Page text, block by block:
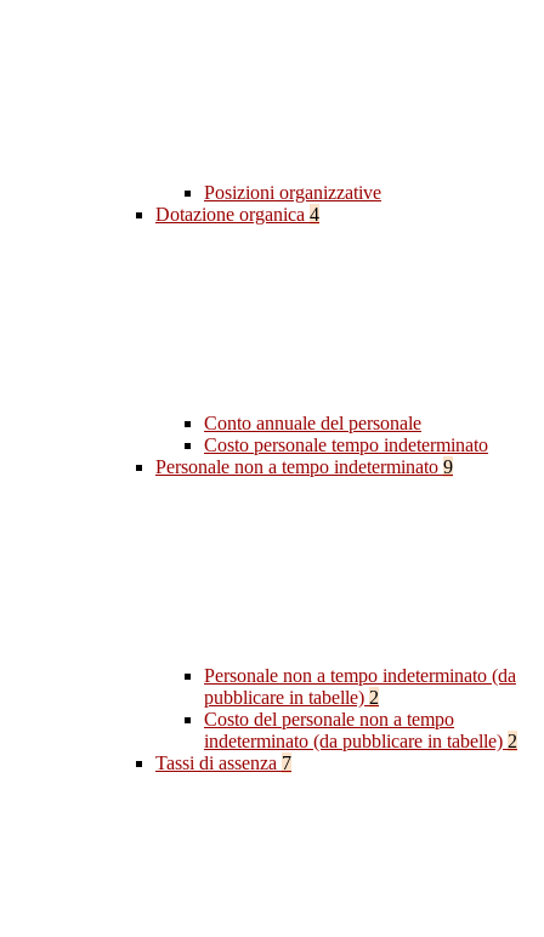
Posizioni organizzative
Dotazione organica 4
Conto annuale del personale
Costo personale tempo indeterminato
Personale non a tempo indeterminato 9
Personale non a tempo indeterminato (da
pubblicare in tabelle) 2
Costo del personale non a tempo
indeterminato (da pubblicare in tabelle) 2
Tassi di assenza 7